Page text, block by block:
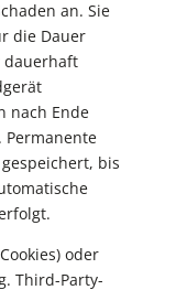
an. Sie
die Dauer
dauerhaft
nach Ende
Permanente
bis
oder
Third-Party-